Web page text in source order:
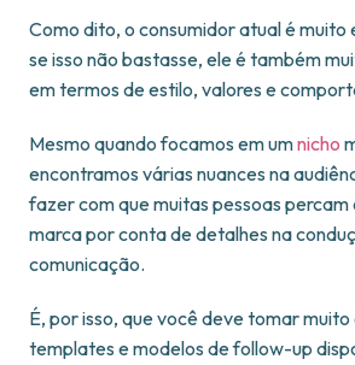
Como dito, o consumidor atual é muito
se isso não bastasse, ele é também
em termos de estilo, valores e
Mesmo quando focamos em umnicho
encontramos várias nuances na
fazer com que muitas pessoas percam
marca por conta de detalhes na
comunicação.
É, por isso, que você deve tomar
templates e modelos de follow-up